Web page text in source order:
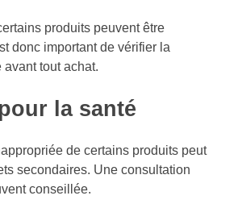
produits peuvent être
donc important de vérifier la
tout achat.
la santé
de certains produits peut
secondaires. Une consultation
conseillée.